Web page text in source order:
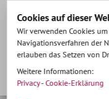
+39
Cookies auf dieser
Wir verwenden Cookies
Navigationsverfahren der
erlauben das Setzen von
Weitere Informationen:
Privacy- Cookie-Erklärung